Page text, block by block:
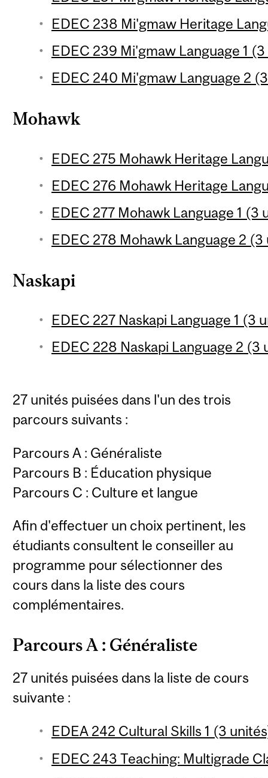
EDEC 238 Mi'gmaw Heritage
EDEC 239 Mi'gmaw Language 1
EDEC 240 Mi'gmaw Language 2
Mohawk
EDEC 275 Mohawk Heritage
EDEC 276 Mohawk Heritage
EDEC 277 Mohawk Language 1 (3
EDEC 278 Mohawk Language 2
Naskapi
EDEC 227 Naskapi Language 1 (3
EDEC 228 Naskapi Language 2 (3
27 unités puisées dans l'un des trois
parcours suivants :
Parcours A : Généraliste
Parcours B : Éducation physique
Parcours C : Culture et langue
Afin d'effectuer un choix pertinent, les
étudiants consultent le conseiller au
programme pour sélectionner des
cours dans la liste des cours
complémentaires.
Parcours A : Généraliste
27 unités puisées dans la liste de cours
suivante :
EDEA 242 Cultural Skills 1 (3
EDEC 243 Teaching: Multigrade